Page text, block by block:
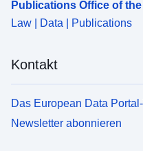
Publications Office of
Law | Data | Publications
Kontakt
Das European Data
Newsletter abonnieren